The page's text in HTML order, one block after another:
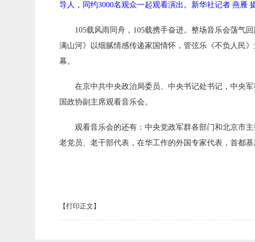
导人，同约3000名观众一起观看演出。新华社记者 燕雁
105载风雨同舟，105载携手奋进。整场音乐会荡气
满山河》以细腻情感传递家国情怀，管弦乐《不负人民
幕。
在京中共中央政治局委员、中央书记处书记，中央
国政协副主席观看音乐会。
观看音乐会的还有：中央党政军群各部门和北京市
老党员、老干部代表，在华工作的外国专家代表，首都
【打印正文】